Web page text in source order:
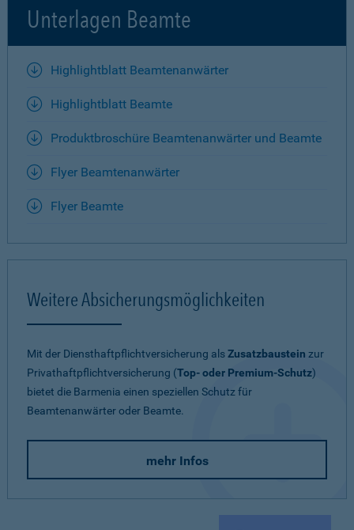
Unterlagen Beamte
Highlightblatt Beamtenanwärter
Highlightblatt Beamte
Produktbroschüre Beamtenanwärter und Beamte
Flyer Beamtenanwärter
Flyer Beamte
Weitere Absicherungsmöglichkeiten
Mit der Diensthaftpflichtversicherung alsZusatzbaustein zur
Privathaftpflichtversicherung (Top- oder Premium-Schutz)
bietet die Barmenia einen speziellen Schutz für
Beamtenanwärter oder Beamte.
mehr Infos